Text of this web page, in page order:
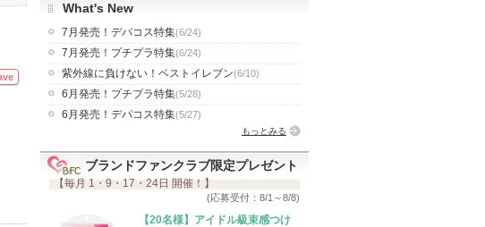
What's New
7月発売！デパコス特集(6/24)
7月発売！プチプラ特集(6/24)
紫外線に負けない！ベストイレブン(6/10)
6月発売！プチプラ特集(5/28)
6月発売！デパコス特集(5/27)
もっとみる
ブランドファンクラブ限定プレゼント
【毎月 1・9・17・24日 開催！】
(応募受付：8/1～8/8)
【20名様】アイドル級束感つけ